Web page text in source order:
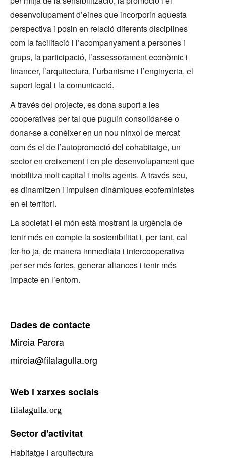
desenvolupament d’eines que incorporin aquesta
perspectiva i posin en relació diferents disciplines
com la facilitació i l’acompanyament a persones i
grups, la participació, l’assessorament econòmic i
financer, l’arquitectura, l’urbanisme i l’enginyeria, el
suport legal i la comunicació.
A través del projecte, es dona suport a les
cooperatives per tal que puguin consolidar-se o
donar-se a conèixer en un nou nínxol de mercat
com és el de l’autopromoció del cohabitatge, un
sector en creixement i en ple desenvolupament que
mobilitza molt capital i molts agents. A través seu,
es dinamitzen i impulsen dinàmiques ecofeministes
en el territori.
La societat i el món està mostrant la urgència de
tenir més en compte la sostenibilitat i, per tant, cal
fer-ho ja, de manera immediata i intercooperativa
per ser més fortes, generar aliances i tenir més
impacte en l’entorn.
Dades de contacte
Mireia Parera
mireia@filalagulla.org
Web i xarxes socials
filalagulla.org
Sector d'activitat
Habitatge i arquitectura